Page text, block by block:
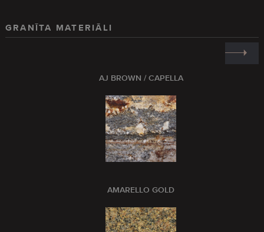
GRANĪTA MATERIĀLI
AJ BROWN / CAPELLA
AMARELLO GOLD